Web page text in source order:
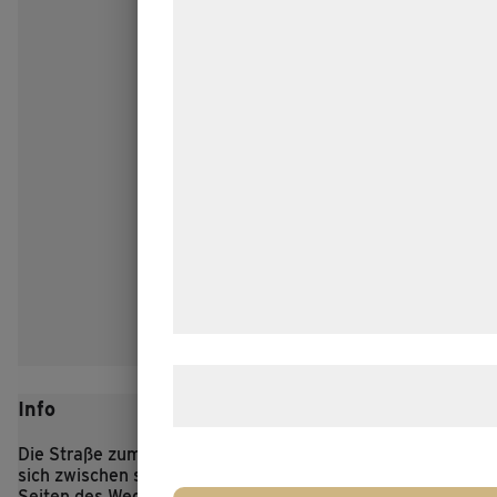
Info
Die Straße zum eisenzeitlichen Dorf Lethra schlängelt
sich zwischen sanften Hügeln hindurch, und zu beiden